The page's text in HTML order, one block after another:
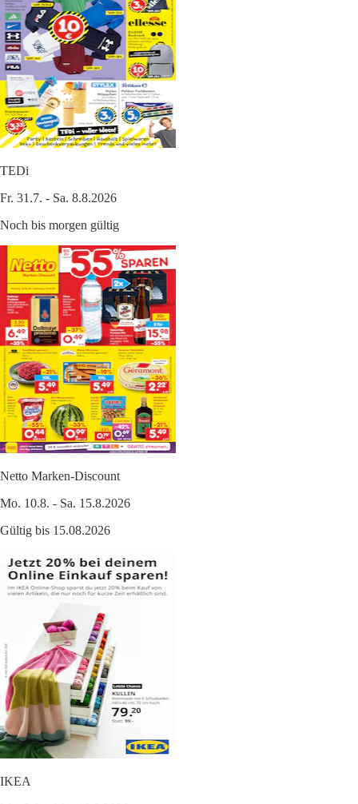
TEDi
Fr. 31.7. - Sa. 8.8.2026
Noch bis morgen gültig
Netto Marken-Discount
Mo. 10.8. - Sa. 15.8.2026
Gültig bis 15.08.2026
IKEA